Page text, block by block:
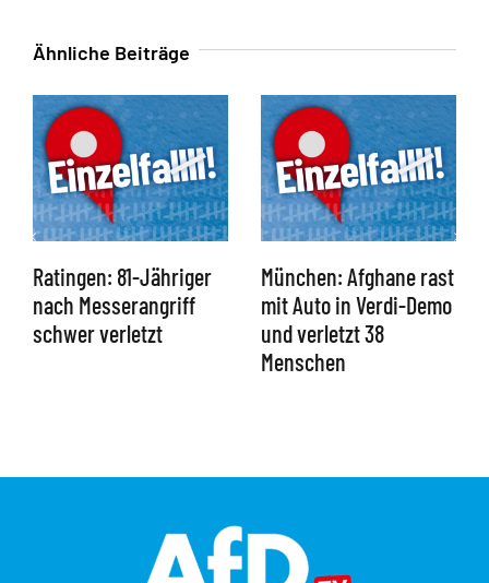
Ähnliche Beiträge
Ratingen: 81-Jähriger
nach Messerangriff
schwer verletzt
München: Afghane rast
mit Auto in Verdi-Demo
und verletzt 38
Menschen